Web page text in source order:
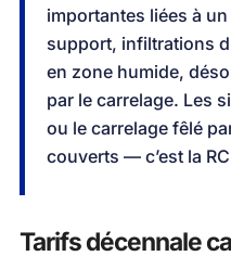
importantes liées à
support, infiltrations
en zone humide,
par le carrelage. Les
ou le carrelage fêlé
couverts — c’est la
Tarifs décennale